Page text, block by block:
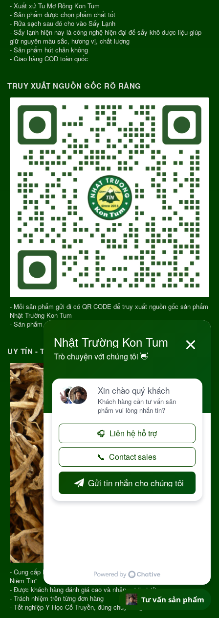
- Xuất xứ Tu Mơ Rông Kon Tum
- Sản phẩm được chọn phẩm chất tốt
- Rửa sạch sau đó cho vào Sấy Lạnh
- Sấy lạnh hiện nay là công nghệ hiện đại để sấy khô dược liệu giúp
giữ nguyên màu sắc, hương vị, chất lượng
- Sản phẩm hút chân không
- Giao hàng COD toàn quốc
TRUY XUẤT NGUỒN GỐC RÕ RÀNG
- Mỗi sản phẩm gửi đi có QR CODE để truy xuất nguồn gốc sản phẩm
Nhật Trường Kon Tum
- Sản phẩm chính gốc Kon Tum Việt Nam
UY TÍN - TRÁCH NHIỆM MỖI ĐƠN HÀNG
- Cung cấp Dược Liệu từ năm 2013 với Slogan "Vạn Chữ Tín Triệu
Niềm Tin"
- Được khách hàng đánh giá cao và nhận sự tin tưởng
- Trách nhiệm trên từng đơn hàng
- Tốt nghiệp Y Học Cổ Truyền, đúng chuyên ngành
Tư vấn sản phẩm